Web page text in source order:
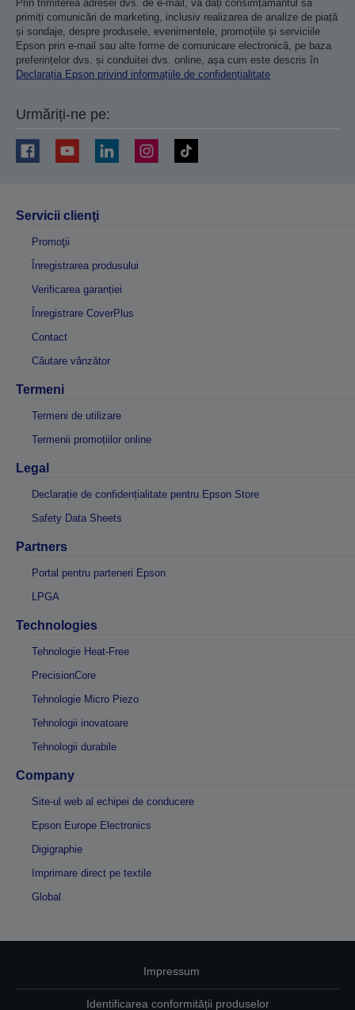
Prin trimiterea adresei dvs. de e-mail, vă dați consimțământul să
primiți comunicări de marketing, inclusiv realizarea de analize de piață
și sondaje, despre produsele, evenimentele, promoțiile și serviciile
Epson prin e-mail sau alte forme de comunicare electronică, pe baza
preferințelor dvs. și conduitei dvs. online, așa cum este descris în
Declarația Epson privind informațiile de confidențialitate
Urmăriți-ne pe:
Servicii clienţi
Promoţii
Înregistrarea produsului
Verificarea garanției
Înregistrare CoverPlus
Contact
Căutare vânzător
Termeni
Termeni de utilizare
Termenii promoțiilor online
Legal
Declarație de confidențialitate pentru Epson Store
Safety Data Sheets
Partners
Portal pentru parteneri Epson
LPGA
Technologies
Tehnologie Heat-Free
PrecisionCore
Tehnologie Micro Piezo
Tehnologii inovatoare
Tehnologii durabile
Company
Site-ul web al echipei de conducere
Epson Europe Electronics
Digigraphie
Imprimare direct pe textile
Global
Impressum
Identificarea conformității produselor